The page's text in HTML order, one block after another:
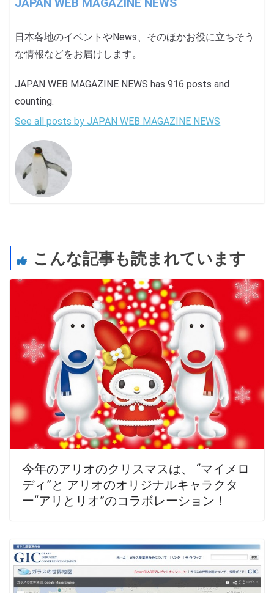
JAPAN WEB MAGAZINE NEWS
日本各地のイベントやNews、そのほかお役に立ちそう
な情報などをお届けします。
JAPAN WEB MAGAZINE NEWS has 916 posts and
counting.
See all posts by JAPAN WEB MAGAZINE NEWS
こんな記事も読まれています
今年のアリオのクリスマスは、 “マイメロ
ディ”と アリオのオリジナルキャラクタ
ー“アリとリオ”のコラボレーション！